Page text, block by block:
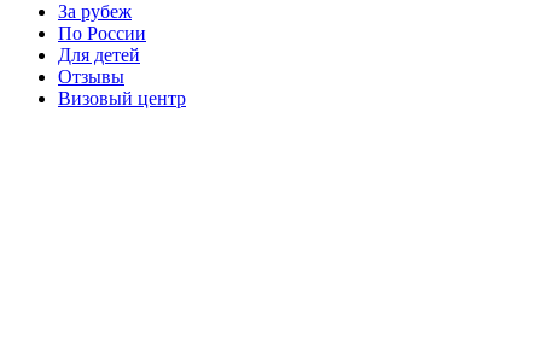
За рубеж
По России
Для детей
Отзывы
Визовый центр